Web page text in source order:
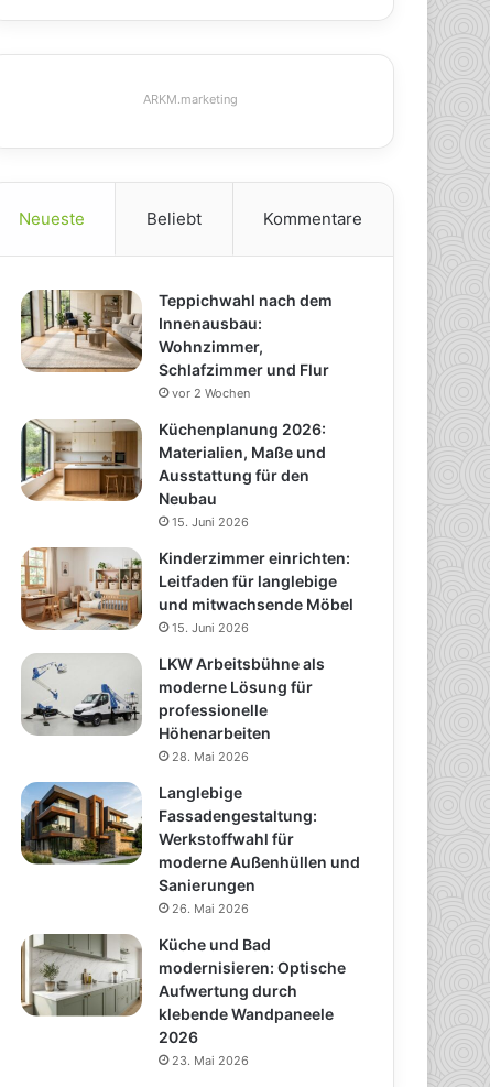
ARKM.marketing
Neueste Beliebt Kommentare
Teppichwahl nach dem
Innenausbau:
Wohnzimmer,
Schlafzimmer und Flur
vor 2 Wochen
Küchenplanung 2026:
Materialien, Maße und
Ausstattung für den
Neubau
15. Juni 2026
Kinderzimmer einrichten:
Leitfaden für langlebige
und mitwachsende Möbel
15. Juni 2026
LKW Arbeitsbühne als
moderne Lösung für
professionelle
Höhenarbeiten
28. Mai 2026
Langlebige
Fassadengestaltung:
Werkstoffwahl für
moderne Außenhüllen und
Sanierungen
26. Mai 2026
Küche und Bad
modernisieren: Optische
Aufwertung durch
klebende Wandpaneele
2026
23. Mai 2026